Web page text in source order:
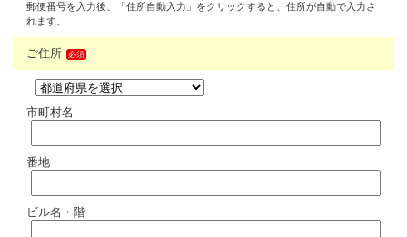
郵便番号を入力後、「住所自動入力」をクリックすると、住所が自動で入力さ
れます。
ご住所 必須
市町村名
番地
ビル名・階